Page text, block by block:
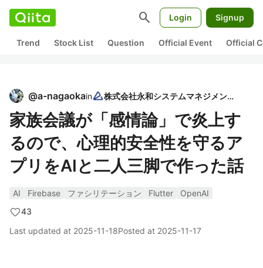
search Login Signup
Trend Stock List Question Official Event Official
@a-nagaokain 株式会社永和システムマネジメント
家族会議が「感情論」で炎上す
るので、心理的安全性を守るア
プリをAIと二人三脚で作った話
AI Firebase ファシリテーション Flutter
OpenAI
43
Last updated at 2025-11-18Posted at 2025-11-17